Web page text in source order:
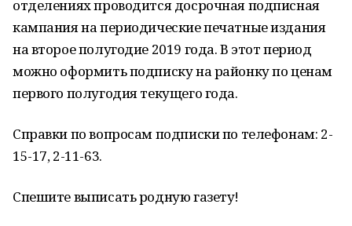
отделениях проводится досрочная подписная
кампания на периодические печатные издания
на второе полугодие 2019 года. В этот период
можно оформить подписку на районку по ценам
первого полугодия текущего года.
Справки по вопросам подписки по телефонам: 2-
15-17, 2-11-63.
Спешите выписать родную газету!